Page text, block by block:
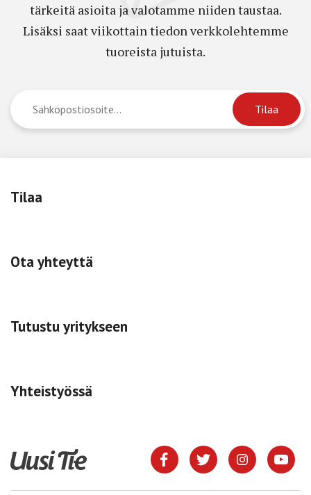
tärkeitä asioita ja valotamme niiden taustaa.
Lisäksi saat viikottain tiedon verkkolehtemme
tuoreista jutuista.
Tilaa
Ota yhteyttä
Tutustu yritykseen
Yhteistyössä